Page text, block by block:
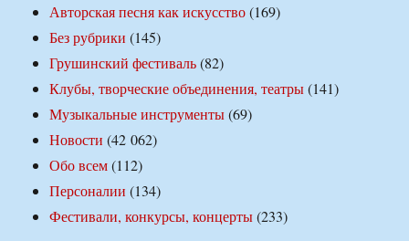
Авторская песня как искусство(169)
Без рубрики (145)
Грушинский фестиваль(82)
Клубы, творческие объединения, театры(141)
Музыкальные инструменты(69)
Новости (42 062)
Обо всем(112)
Персоналии (134)
Фестивали, конкурсы, концерты(233)